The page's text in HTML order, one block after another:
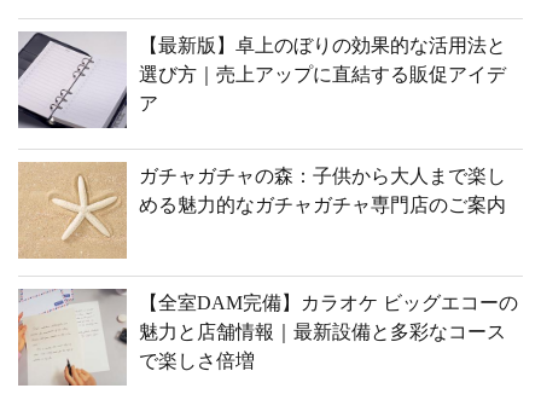
【最新版】卓上のぼりの効果的な活用法と
選び方｜売上アップに直結する販促アイデ
ア
ガチャガチャの森：子供から大人まで楽し
める魅力的なガチャガチャ専門店のご案内
【全室DAM完備】カラオケ ビッグエコーの
魅力と店舗情報｜最新設備と多彩なコース
で楽しさ倍増